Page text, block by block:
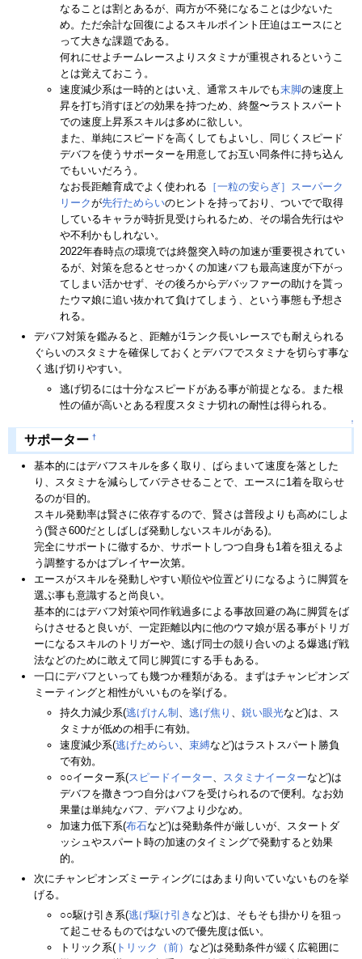
なることは割とあるが、両方が不発になることは少ないた
め。ただ余計な回復によるスキルポイント圧迫はエースにと
って大きな課題である。
何れにせよチームレースよりスタミナが重視されるというこ
とは覚えておこう。
速度減少系は一時的とはいえ、通常スキルでも末脚の速度上
昇を打ち消すほどの効果を持つため、終盤〜ラストスパート
での速度上昇系スキルは多めに欲しい。
また、単純にスピードを高くしてもよいし、同じくスピード
デバフを使うサポーターを用意してお互い同条件に持ち込ん
でもいいだろう。
なお長距離育成でよく使われる ［一粒の安らぎ］スーパーク
リークが先行ためらいのヒントを持っており、ついでで取得
しているキャラが時折見受けられるため、その場合先行はや
や不利かもしれない。
2022年春時点の環境では終盤突入時の加速が重要視されてい
るが、対策を怠るとせっかくの加速バフも最高速度が下がっ
てしまい活かせず、その後ろからデバッファーの助けを貰っ
たウマ娘に追い抜かれて負けてしまう、という事態も予想さ
れる。
デバフ対策を鑑みると、距離が1ランク長いレースでも耐えられる
ぐらいのスタミナを確保しておくとデバフでスタミナを切らす事な
く逃げ切りやすい。
逃げ切るには十分なスピードがある事が前提となる。また根
性の値が高いとある程度スタミナ切れの耐性は得られる。
↑
サポーター †
基本的にはデバフスキルを多く取り、ばらまいて速度を落とした
り、スタミナを減らしてバテさせることで、エースに1着を取らせ
るのが目的。
スキル発動率は賢さに依存するので、賢さは普段よりも高めにしよ
う(賢さ600だとしばしば発動しないスキルがある)。
完全にサポートに徹するか、サポートしつつ自身も1着を狙えるよ
う調整するかはプレイヤー次第。
エースがスキルを発動しやすい順位や位置どりになるように脚質を
選ぶ事も意識すると尚良い。
基本的にはデバフ対策や同作戦過多による事故回避の為に脚質をば
らけさせると良いが、一定距離以内に他のウマ娘が居る事がトリガ
ーになるスキルのトリガーや、逃げ同士の競り合いのよる爆逃げ戦
法などのために敢えて同じ脚質にする手もある。
一口にデバフといっても幾つか種類がある。まずはチャンピオンズ
ミーティングと相性がいいものを挙げる。
持久力減少系(逃げけん制 、 逃げ焦り 、 鋭い眼光など)は、ス
タミナが低めの相手に有効。
速度減少系(逃げためらい、 束縛など)はラストスパート勝負
で有効。
○○イーター系(スピードイーター、 スタミナイーターなど)は
デバフを撒きつつ自分はバフを受けられるので便利。なお効
果量は単純なバフ、デバフより少なめ。
加速力低下系(布石など)は発動条件が厳しいが、スタートダ
ッシュやスパート時の加速のタイミングで発動すると効果
的。
次にチャンピオンズミーティングにはあまり向いていないものを挙
げる。
○○駆け引き系(逃げ駆け引き など)は、そもそも掛かりを狙っ
て起こせるものではないので優先度は低い。
トリック系( トリック（前） など)は発動条件が緩く広範囲に